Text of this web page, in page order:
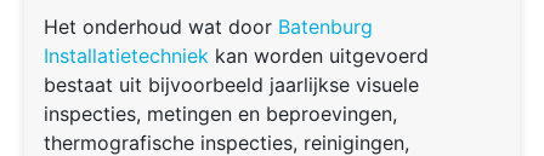
Het onderhoud wat door Batenburg
Installatietechniek kan worden uitgevoerd
bestaat uit bijvoorbeeld jaarlijkse visuele
inspecties, metingen en beproevingen,
thermografische inspecties, reinigingen,